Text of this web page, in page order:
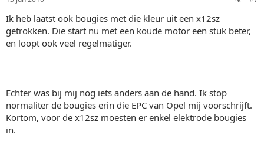
Ik heb laatst ook bougies met die kleur uit een x12sz
getrokken. Die start nu met een koude motor een stuk beter,
en loopt ook veel regelmatiger.
Echter was bij mij nog iets anders aan de hand. Ik stop
normaliter de bougies erin die EPC van Opel mij voorschrijft.
Kortom, voor de x12sz moesten er enkel elektrode bougies
in.